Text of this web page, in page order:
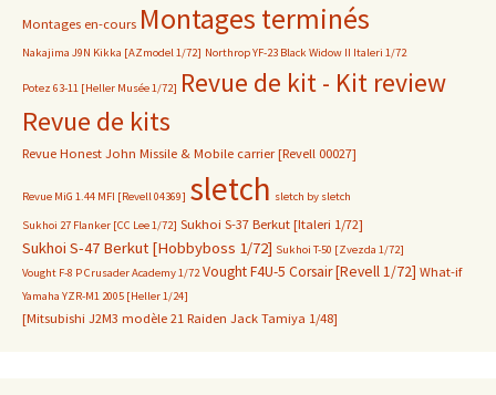
Montages en-cours Montages terminés
Nakajima J9N Kikka [AZmodel 1/72] Northrop YF-23 Black Widow II Italeri 1/72
Potez 63-11 [Heller Musée 1/72] Revue de kit - Kit review
Revue de kits
Revue Honest John Missile & Mobile carrier [Revell 00027]
Revue MiG 1.44 MFI [Revell 04369] sletch sletch by sletch
Sukhoi 27 Flanker [CC Lee 1/72] Sukhoi S-37 Berkut [Italeri 1/72]
Sukhoi S-47 Berkut [Hobbyboss 1/72] Sukhoi T-50 [Zvezda 1/72]
Vought F-8 P Crusader Academy 1/72 Vought F4U-5 Corsair [Revell 1/72] What-if
Yamaha YZR-M1 2005 [Heller 1/24]
[Mitsubishi J2M3 modèle 21 Raiden Jack Tamiya 1/48]